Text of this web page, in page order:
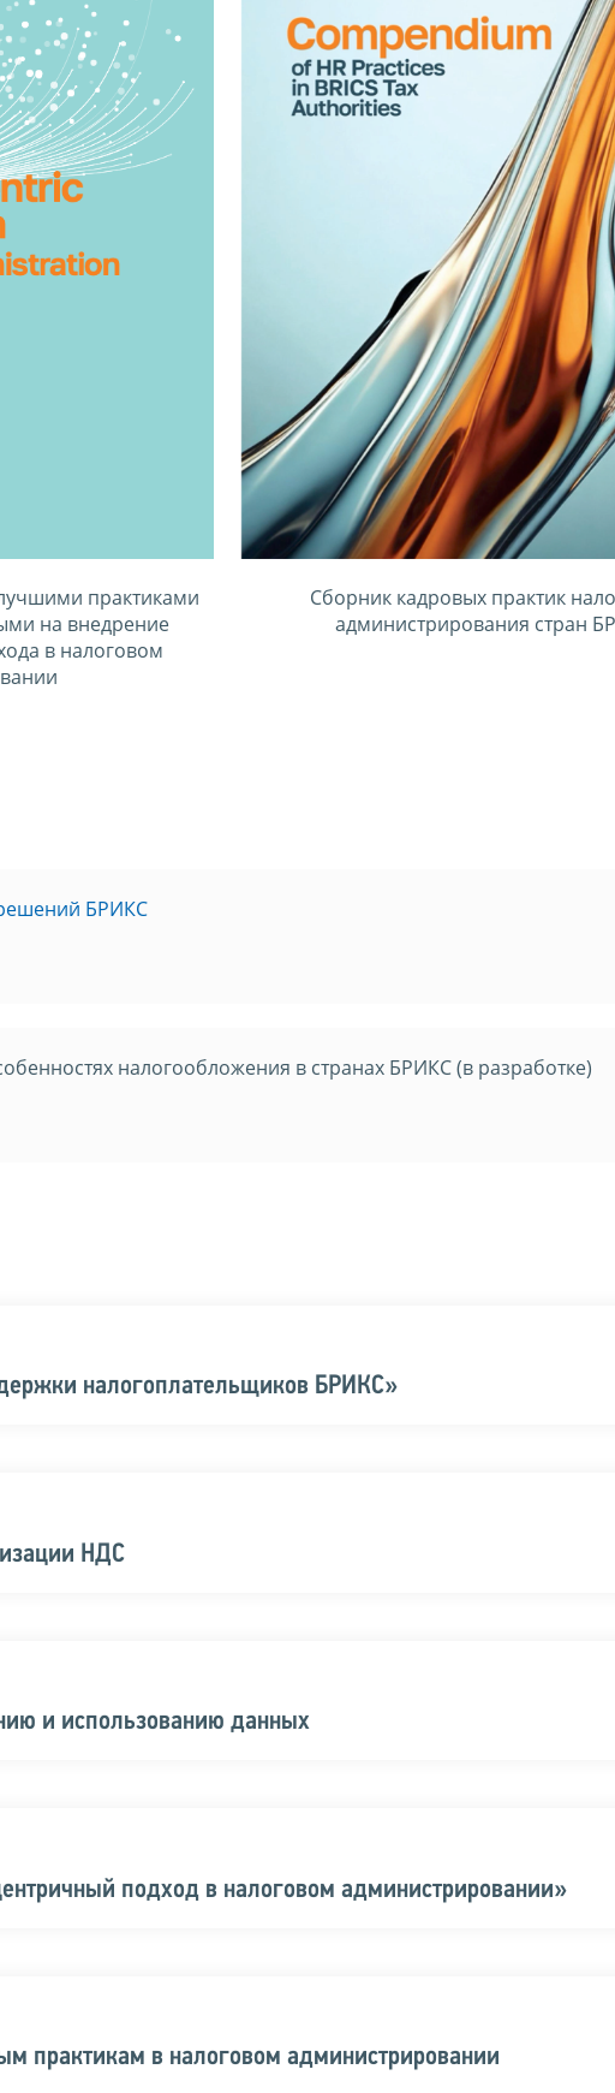
практиками
на внедрение
в налоговом
Сборник кадровых практик
администрирования стран
БРИКС
налогообложения в странах БРИКС (в разработке)
налогоплательщиков БРИКС»
НДС
и использованию данных
подход в налоговом администрировании»
практикам в налоговом администрировании